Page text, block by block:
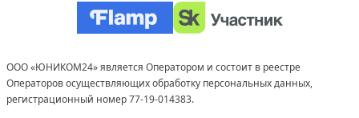
ООО «ЮНИКОМ24» является Оператором и состоит в реестре
Операторов осуществляющих обработку персональных данных,
регистрационный номер 77-19-014383.